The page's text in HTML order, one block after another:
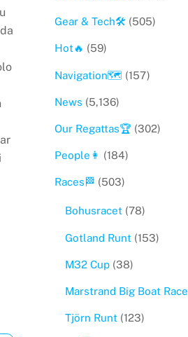
Gear & Tech🛠 (505)
Hot🔥 (59)
Navigation🗺 (157)
News (5,136)
Our Regattas🏆 (302)
People👩 (184)
Races🏁 (503)
Bohusracet(78)
Gotland Runt(153)
M32 Cup(38)
Marstrand Big Boat Race
Tjörn Runt(123)